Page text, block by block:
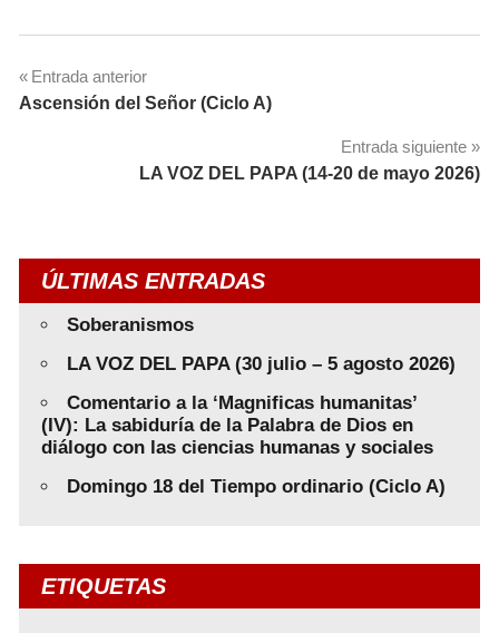
Navegación
entradas
Entrada anterior
Ascensión del Señor (Ciclo A)
Entrada siguiente
LA VOZ DEL PAPA (14-20 de mayo 2026)
ÚLTIMAS ENTRADAS
Soberanismos
LA VOZ DEL PAPA (30 julio – 5 agosto 2026)
Comentario a la ‘Magnificas humanitas’
(IV): La sabiduría de la Palabra de Dios en
diálogo con las ciencias humanas y sociales
Domingo 18 del Tiempo ordinario (Ciclo A)
ETIQUETAS